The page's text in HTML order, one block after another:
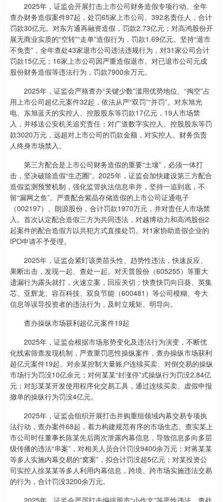
2025年，证监会开展打击上市公司财务造假专项行动。全年
查办财务造假案件97起，处罚65家上市公司、392名责任人，合计
罚款30亿元。对东方通再融资造假，罚款2.73亿元；对高鸿股份开
展无商业实质的“空转”“走单”造假行为，罚款1.69亿元。坚持“退市
不免责”，全年查处43家退市公司违法违规行为，对31家公司合计
罚款15亿元；16家上市公司因严重造假退市。对已退市公司元成
股份财务造假等违法行为，罚款7900余万元。
2025年，证监会严格查办“关键少数”滥用优势地位、“掏空”占
用上市公司超亿元案件32起，依法从严“双罚”“并罚”。对东旭光
电、东旭蓝天的实控人、控股股东等罚款17亿元，19人市场禁
入，并移送公安机关追究责任；对广道数字实控人、控股股东等罚
款3020万元，远超对上市公司的罚款金额，对实控人、财务负责
人终身市场禁入。
第三方配合是上市公司财务造假的重要“土壤”，必须一体打
击，坚决破除造假“生态圈”。2025年，证监会加快建设第三方配合
造假监测预警机制，强化监管执法信息串并，坚持一追到底，不
留“漏网之鱼”。严查配合紫晶存储造假的上市公司证通电子
（002197）、朗源股份，合计罚款1970万元，并对责任人市场禁
入。首次认定配合造假三方为共同违法，对越博动力和高鸿股份2
起案件的配合造假方以共犯方式直接处罚。对1家协助造假企业的
IPO申请不予受理。
2025年，证监会紧盯该类苗头性、趋势性违法，快速反应、
果断出击，发现一起、查处一起。对天普股份（605255）等重大
遗漏行为露头就打，火速立案，回应关切；快查快罚向日葵、英集
芯、亚辉龙、容百科技、双良节能（600481）等公司模糊、夸大
信息等误导投资者的违法行为，及时立规矩、明导向。
查办操纵市场获利超亿元案件19起
2025年，证监会根据市场形势变化及违法行为演变，不断优
化线索筛查发现机制，严查重罚恶性操纵案件，查办操纵市场获利
超亿元案件19起。对余某控制大量账户连续买卖、对倒交易的操纵
市场行为罚没10亿余元；对何某某“封涨停”式操纵行为罚没2.84亿
元；对彭某某开发使用程序化交易工具，通过连续买卖、虚假申报
撤单的操纵行为罚没4亿元。
2025年，证监会组织开展打击并购重组领域内幕交易专项执
法行动，查办案件68起，着力构建规范有序的市场生态。查实某上
市公司时任董事长陈某先后两次泄露内幕信息，导致信息多向多层
级传播的违法“串案”，对相关人员合计罚没9400余万元；对蒋某某
等多人实施内幕交易的“窝案”，拟合计罚没超5亿元；对某投资公
司实控人徐某某等多人利用内幕信息，跨境、跨市场实施违法交易
的行为，合计罚没3200余万元。
2025年，证监会严厉打击编排股市“小作文”等恶性违法，查处